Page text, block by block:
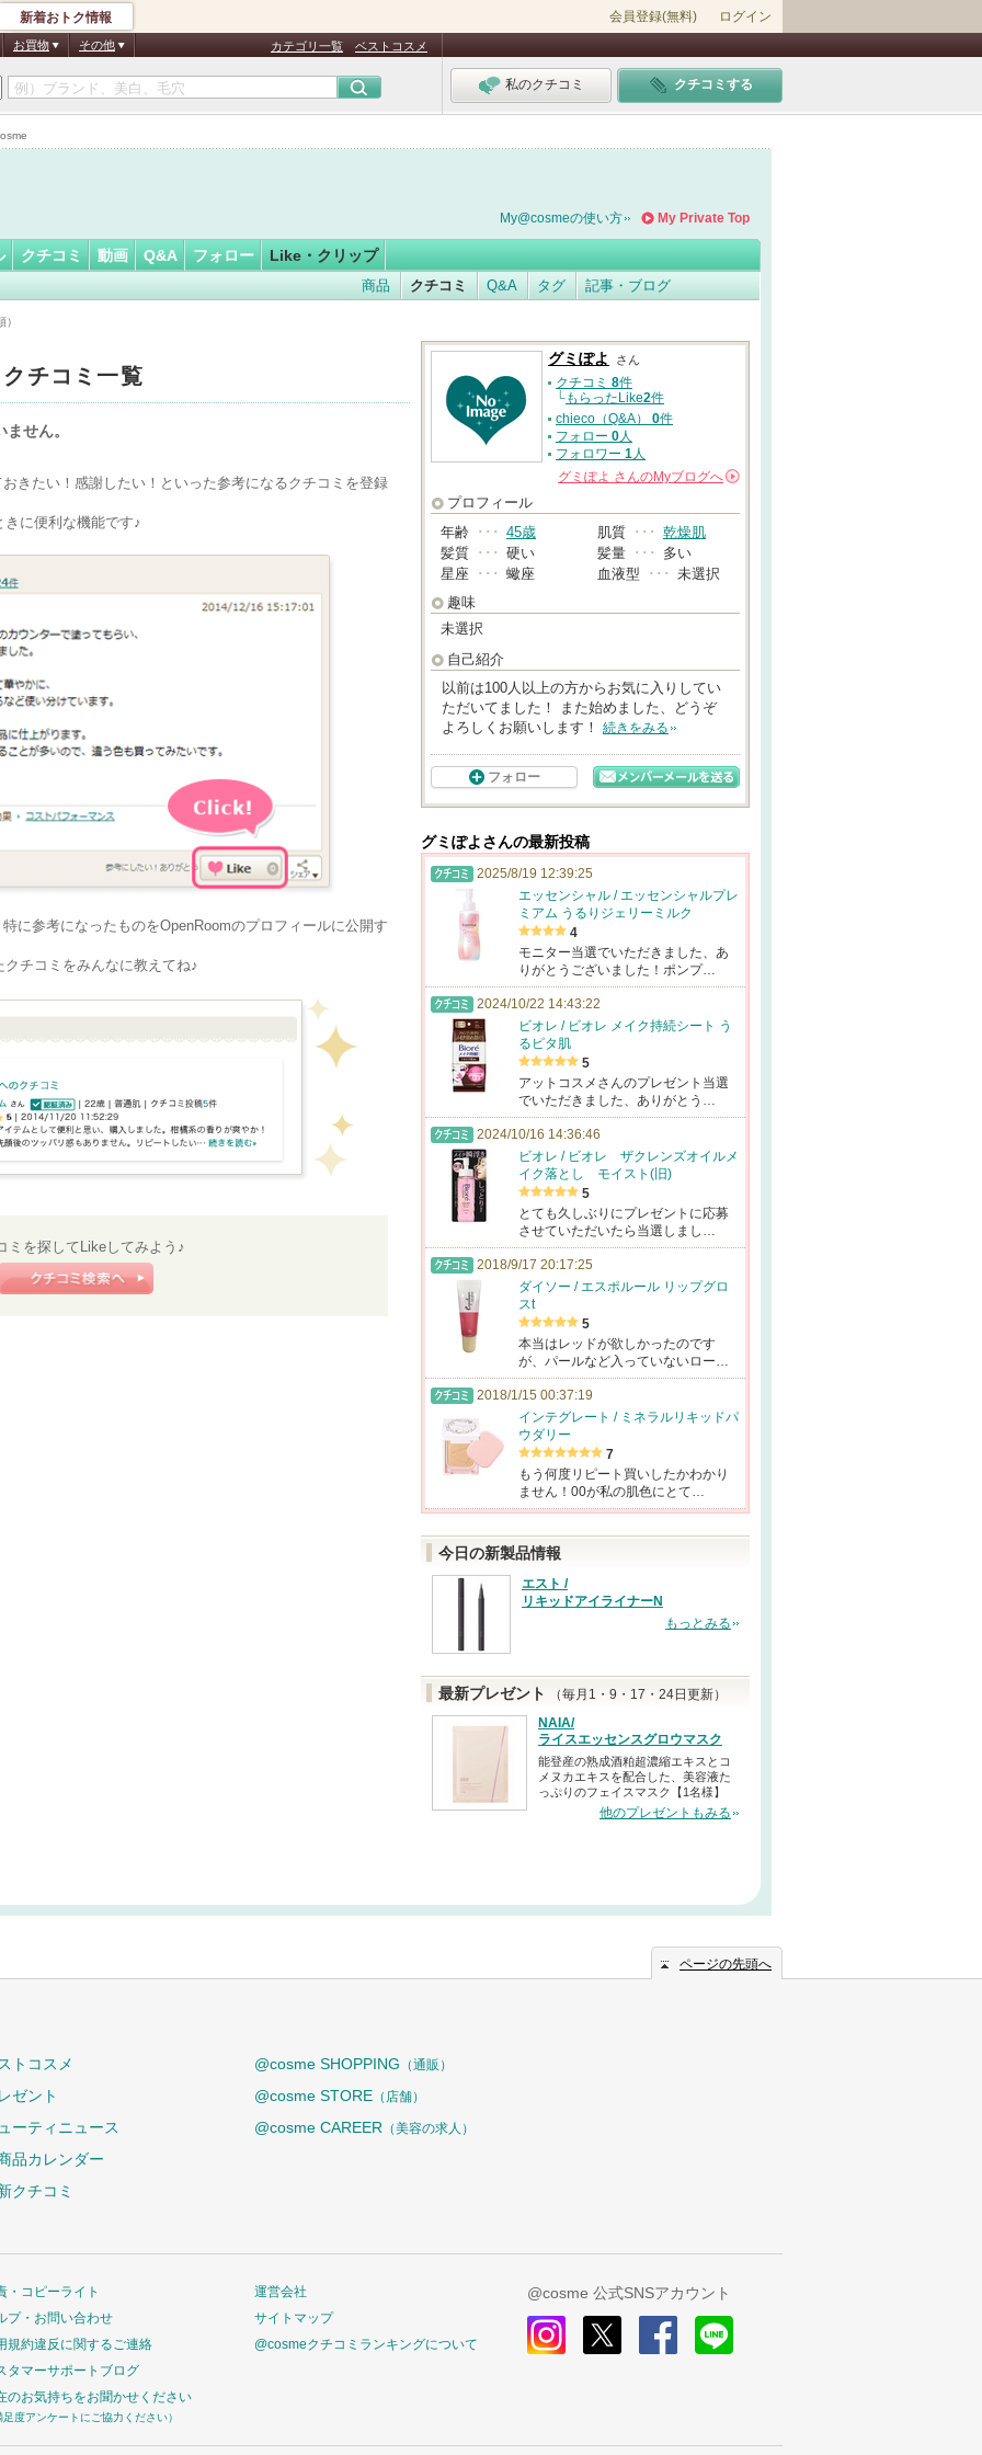
新着おトク情報 会員登録(無料) ログイン
お買物 その他 カテゴリ一覧 ベストコスメ
私のクチコミ クチコミする
My Private Top
My@cosmeの使い方
クチコミ 動画 Q&A フォロー Like・クリップ
商品 クチコミ Q&A タグ 記事・ブログ
チコミ一覧
せん。
きたい！感謝したい！といった参考になるクチコミを登録
に便利な機能です♪
に参考になったものをOpenRoomのプロフィールに公開す
チコミをみんなに教えてね♪
ミを探してLikeしてみよう♪
グミぽよ さん
クチコミ 8件
└もらったLike2件
chieco（Q&A） 0件
フォロー 0人
フォロワー 1人
グミぽよ さんのMyブログへ
プロフィール
年齢 ･･･ 45歳 肌質 ･･･ 乾燥肌
髪質 ･･･ 硬い 髪量 ･･･
多い
星座 ･･･ 蠍座 血液型 ･･･ 未選択
趣味
未選択
自己紹介
以前は100人以上の方からお気に入りしてい
ただいてました！ また始めました、どうぞ
よろしくお願いします！ 続きをみる
フォロー
グミぽよさんの最新投稿
2025/8/19 12:39:25
エッセンシャル / エッセンシャルプレ
ミアム うるりジェリーミルク
4
モニター当選でいただきました、あ
りがとうございました！ポンプ…
2024/10/22 14:43:22
ビオレ / ビオレ メイク持続シート う
るピタ肌
5
アットコスメさんのプレゼント当選
でいただきました、ありがとう…
2024/10/16 14:36:46
ビオレ / ビオレ ザクレンズオイルメ
イク落とし モイスト(旧)
5
とても久しぶりにプレゼントに応募
させていただいたら当選しまし…
2018/9/17 20:17:25
ダイソー / エスポルール リップグロ
スt
5
本当はレッドが欲しかったのです
が、パールなど入っていないロー…
2018/1/15 00:37:19
インテグレート / ミネラルリキッドパ
ウダリー
7
もう何度リピート買いしたかわかり
ません！00が私の肌色にとて…
今日の新製品情報
エスト /
リキッドアイライナーN
もっとみる
最新プレゼント
（毎月1・9・17・24日更新）
NAIA/
ライスエッセンスグロウマスク
能登産の熟成酒粕超濃縮エキスとコ
メヌカエキスを配合した、美容液た
っぷりのフェイスマスク【1名様】
他のプレゼントもみる
ページの先頭へ
トコスメ
ゼント
ーティニュース
品カレンダー
クチコミ
@cosme SHOPPING （通販）
@cosme STORE （店舗）
@cosme CAREER （美容の求人）
・コピーライト
プ・お問い合わせ
規約違反に関するご連絡
タマーサポートブログ
のお気持ちをお聞かせください
足度アンケートにご協力ください）
運営会社
サイトマップ
@cosmeクチコミランキングについて
@cosme 公式SNSアカウント